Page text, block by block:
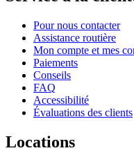
Pour nous contacter
Assistance routière
Mon compte et mes
Paiements
Conseils
FAQ
Accessibilité
Évaluations des clients
Locations